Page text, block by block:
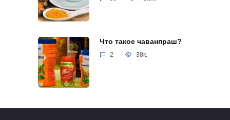
Что такое чаванпраш?
2 38к.